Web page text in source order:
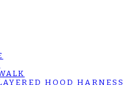
HOOD HARNESS